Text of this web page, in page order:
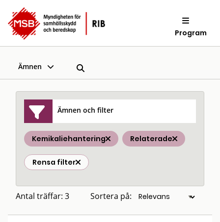
Program
Ämnen
Ämnen och filter
Kemikaliehantering Relaterade
Rensa filter
Antal träffar: 3 Sortera på: